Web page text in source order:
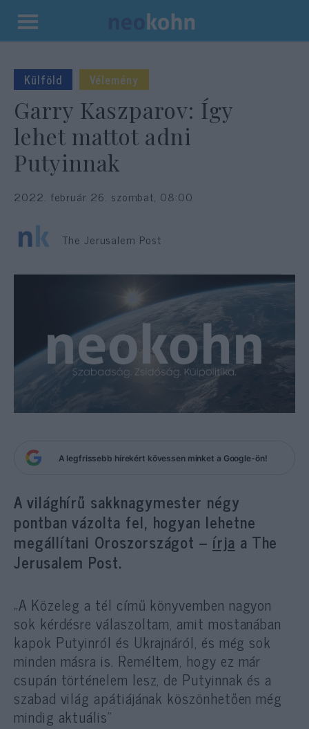
Kilépés
tartalomba
Külföld Vélemény
Garry Kaszparov: Így
lehet mattot adni
Putyinnak
2022. február 26. szombat, 08:00
The Jerusalem Post
A legfrissebb hírekért kövessen minket a Google-ön!
A világhírű sakknagymester négy
pontban vázolta fel, hogyan lehetne
megállítani Oroszországot – írja a The
Jerusalem Post.
„A Közeleg a tél című könyvemben nagyon
sok kérdésre válaszoltam, amit mostanában
kapok Putyinról és Ukrajnáról, és még sok
minden másra is. Reméltem, hogy ez már
csupán történelem lesz, de Putyinnak és a
szabad világ apátiájának köszönhetően még
mindig aktuális”